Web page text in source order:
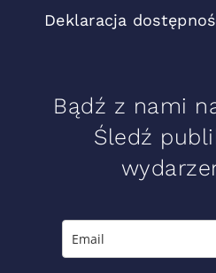
Deklaracja
Bądź z nami
Śledź